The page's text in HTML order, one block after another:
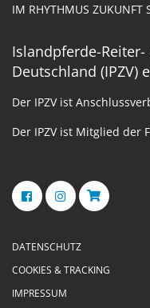
IM RHYTHMUS ZUKUNFT
Islandpferde-
Deutschland (IPZV)
Der IPZV ist
Der IPZV ist Mitglied der
DATENSCHUTZ
COOKIES & TRACKING
IMPRESSUM